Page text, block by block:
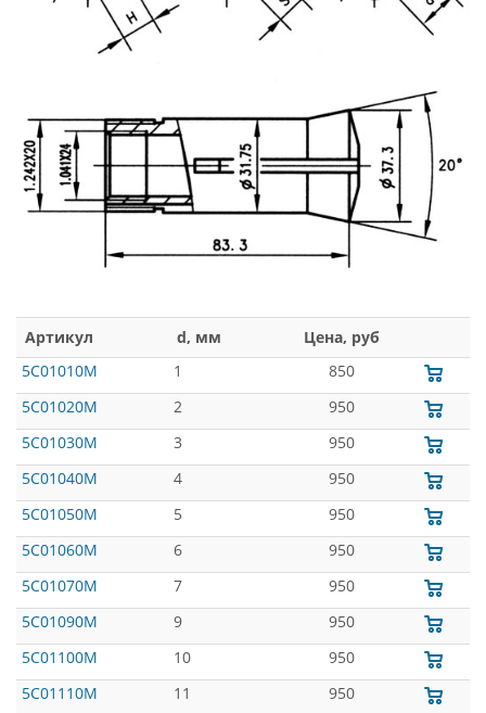
Артикул d, мм
Цена, руб
5C01010M
1
850
5C01020M
2
950
5C01030M
3
950
5C01040M
4
950
5C01050M
5
950
5C01060M
6
950
5C01070M
7
950
5C01090M
9
950
5C01100M
10
950
5C01110M
11
950